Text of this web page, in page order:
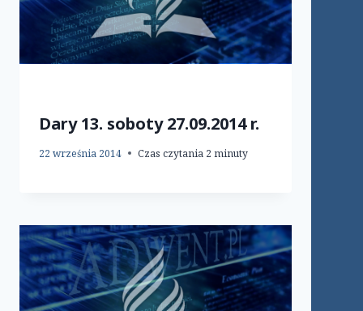
Dary 13. soboty 27.09.2014 r.
22 września 2014 Czas czytania 2 minuty